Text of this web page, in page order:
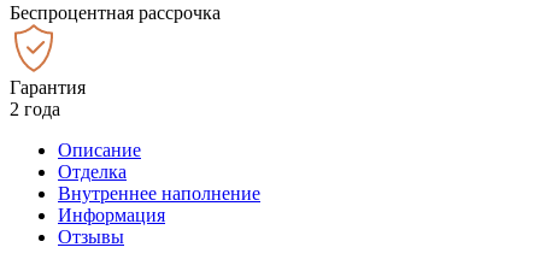
Беспроцентная рассрочка
Гарантия
2 года
Описание
Отделка
Внутреннее наполнение
Информация
Отзывы